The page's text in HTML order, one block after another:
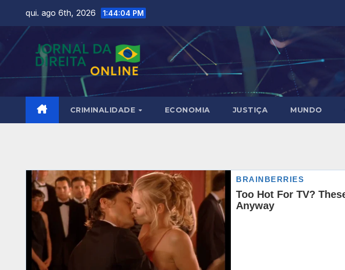
content
qui. ago 6th, 2026 1:44:06 PM
CRIMINALIDADE ECONOMIA JUSTIÇA MUNDO